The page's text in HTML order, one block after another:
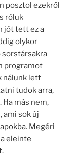
posztol ezekről
róluk
jót tett ez a
olykor
sorstársakra
programot
nálunk lett
tudok arra,
más nem,
ami sok új
Megéri
eleinte